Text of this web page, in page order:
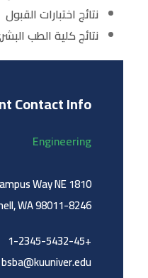
نتائج اختبارات القبول
نتائج كلية الطب
Contact Info
Engineering
1810 Campus Way NE
WA 98011-8246
+1-2345-5432-45
bsba@kuuniver.edu